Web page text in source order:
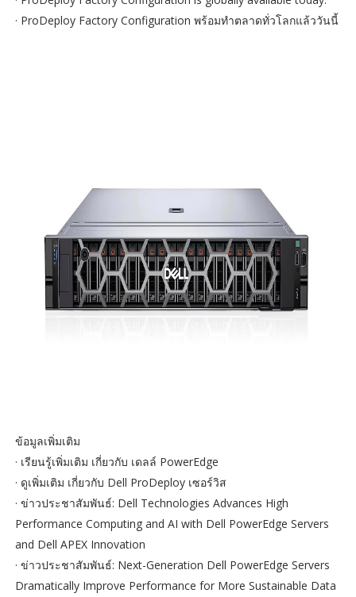
· ProDeploy Factory Configuration พร้อมทำตลาดทั่วโลกแล้ววันนี้
ข้อมูลเพิ่มเติม
· เรียนรู้เพิ่มเติม เกี่ยวกับ เดลล์ PowerEdge
· ดูเพิ่มเติม เกี่ยวกับ Dell ProDeploy เซอร์วิส
· ข่าวประชาสัมพันธ์: Dell Technologies Advances High
Performance Computing and AI with Dell PowerEdge Servers
and Dell APEX Innovation
· ข่าวประชาสัมพันธ์: Next-Generation Dell PowerEdge Servers
Dramatically Improve Performance for More Sustainable Data